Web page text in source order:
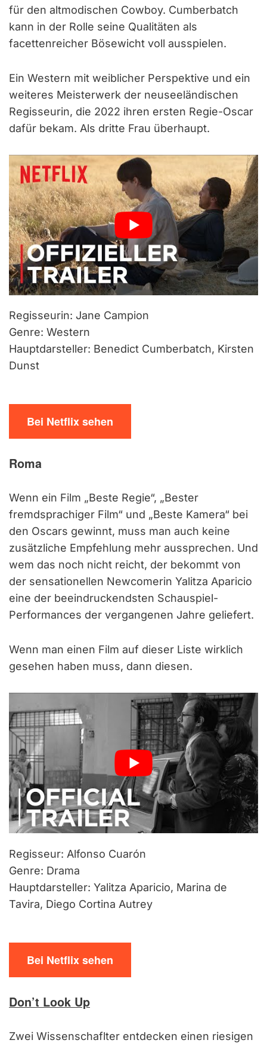
für den altmodischen Cowboy. Cumberbatch
kann in der Rolle seine Qualitäten als
facettenreicher Bösewicht voll ausspielen.
Ein Western mit weiblicher Perspektive und ein
weiteres Meisterwerk der neuseeländischen
Regisseurin, die 2022 ihren ersten Regie-Oscar
dafür bekam. Als dritte Frau überhaupt.
Regisseurin: Jane Campion
Genre: Western
Hauptdarsteller: Benedict Cumberbatch, Kirsten
Dunst
Bei Netflix sehen
Roma
Wenn ein Film „Beste Regie“, „Bester
fremdsprachiger Film“ und „Beste Kamera“ bei
den Oscars gewinnt, muss man auch keine
zusätzliche Empfehlung mehr aussprechen. Und
wem das noch nicht reicht, der bekommt von
der sensationellen Newcomerin Yalitza Aparicio
eine der beeindruckendsten Schauspiel-
Performances der vergangenen Jahre geliefert.
Wenn man einen Film auf dieser Liste wirklich
gesehen haben muss, dann diesen.
Regisseur: Alfonso Cuarón
Genre: Drama
Hauptdarsteller: Yalitza Aparicio, Marina de
Tavira, Diego Cortina Autrey
Bei Netflix sehen
Don’t Look Up
Zwei Wissenschaflter entdecken einen riesigen